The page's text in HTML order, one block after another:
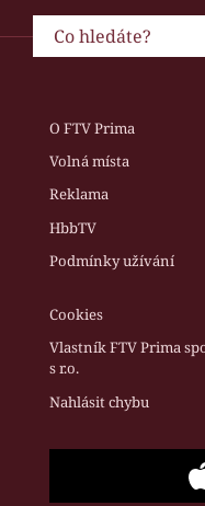
O FTV Prima
Volná místa
Reklama
HbbTV
Podmínky užívání
Cookies
Vlastník FTV Prima
s r.o.
Nahlásit chybu